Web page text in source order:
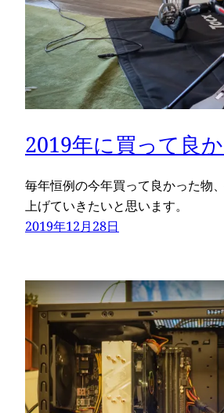
2019年に買って良
毎年恒例の今年買って良かった物
上げていきたいと思います。
2019年12月28日